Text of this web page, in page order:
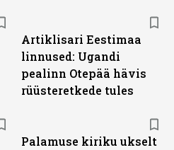
Artiklisari Eestimaa
linnused: Ugandi
pealinn Otepää hävis
rüüsteretkede tules
Palamuse kiriku ukselt